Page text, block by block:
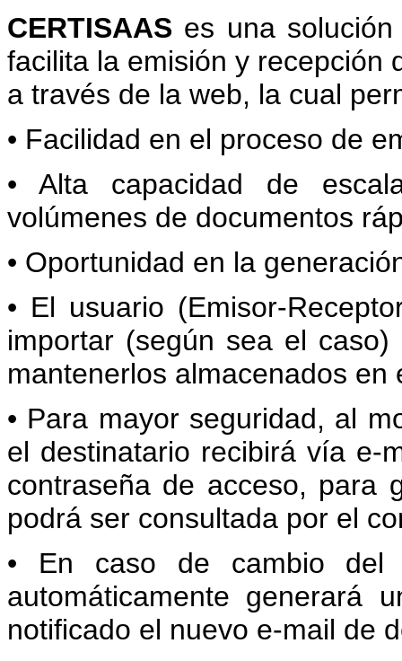
CERTISAAS es una
facilita la emisión y recepción
a través de la web, la cual
• Facilidad en el proceso de
• Alta capacidad de
volúmenes de documentos
• Oportunidad en la
• El usuario (Emisor-
importar (según sea el
mantenerlos almacenados en
• Para mayor seguridad, al
el destinatario recibirá vía e-
contraseña de acceso, para
podrá ser consultada por el
• En caso de cambio del
automáticamente generará
notificado el nuevo e-mail de